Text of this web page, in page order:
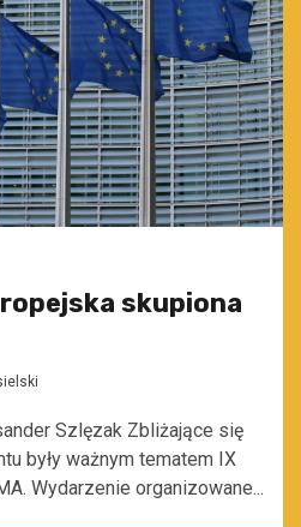
skupiona
Szlęzak Zbliżające się
były ważnym tematem IX
Wydarzenie organizowane...